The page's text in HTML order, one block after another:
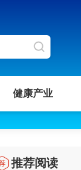
健康产业
推荐阅读